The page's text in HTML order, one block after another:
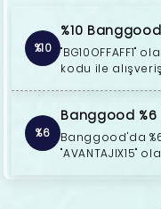
%10
%10
kodu ile
%6
Banggood
Banggood'da
"AVANTAJIX15"